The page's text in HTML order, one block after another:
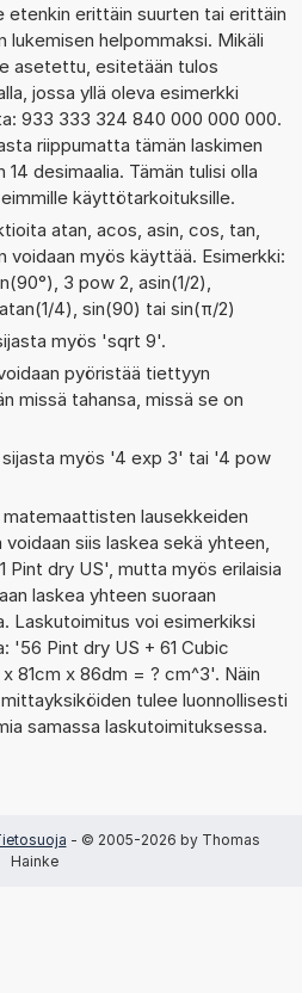
etenkin erittäin suurten tai erittäin
lukemisen helpommaksi. Mikäli
asetettu, esitetään tulos
jossa yllä oleva esimerkki
933 333 324 840 000 000 000.
riippumatta tämän laskimen
desimaalia. Tämän tulisi olla
käyttötarkoituksille.
atan, acos, asin, cos, tan,
voidaan myös käyttää. Esimerkki:
3 pow 2, asin(1/2),
4), sin(90) tai sin(π/2)
myös 'sqrt 9'.
pyöristää tiettyyn
missä tahansa, missä se on
myös '4 exp 3' tai '4 pow
lausekkeiden
siis laskea sekä yhteen,
Pint dry US', mutta myös erilaisia
laskea yhteen suoraan
Laskutoimitus voi esimerkiksi
'56 Pint dry US + 61 Cubic
81cm x 86dm = ? cm^3'. Näin
tulee luonnollisesti
samassa laskutoimituksessa.
- © 2005-2026 by Thomas
Hainke